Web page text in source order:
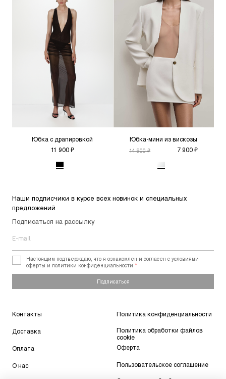
Юбка с драпировкой
11 900 ₽
Юбка-мини из вискозы
14 900 ₽ 7 900 ₽
Наши подписчики в курсе всех новинок и специальных
предложений
Подписаться на рассылку
Настоящим подтверждаю, что я ознакомлен и согласен с условиями
оферты и политики конфиденциальности *
Подписаться
Контакты
Доставка
Оплата
О нас
Политика конфиденциальности
Политика обработки файлов
cookie
Оферта
Пользовательское соглашение